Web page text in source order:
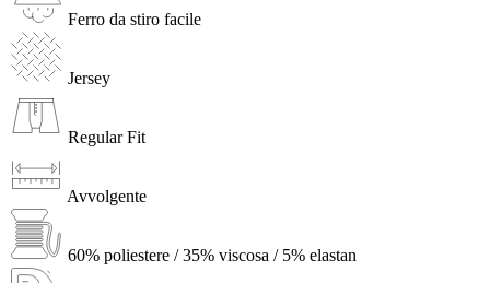
Ferro da stiro facile
Jersey
Regular Fit
Avvolgente
60% poliestere / 35% viscosa / 5% elastan